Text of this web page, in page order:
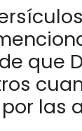
que
las